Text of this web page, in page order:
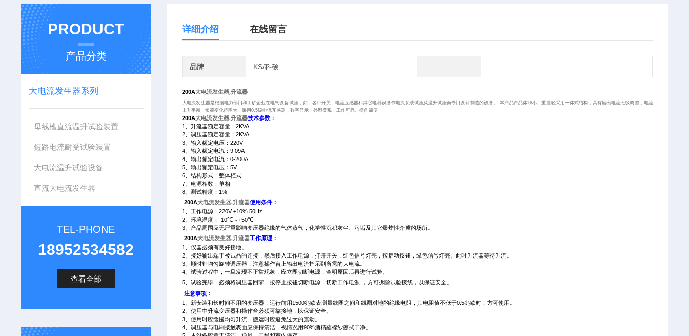
PRODUCT
产品分类
大电流发生器系列
母线槽直流温升试验装置
短路电流耐受试验装置
大电流温升试验设备
直流大电流发生器
TEL-PHONE
18952534582
查看全部
详细介绍 在线留言
品牌 KS/科硕
200A大电流发生器,升流器
大电流发生器是根据电力部门和工矿企业在电气设备试验，如：各种开关，电流互感器和其它电器设备作电流负载试验及温升试验而专门设计制造的设备。
本产品产品体积小、重量轻采用一体式结构，具有输出电流无极调整，电流
上升平衡、负荷变化范围大、采用0.5级电流互感器，数字显示，外型美观，工作可靠、操作简便
200A大电流发生器,升流器技术参数：
1
、升流器额定容量：2KVA
2 、调压器额定容量：2KVA
3 、输入额定电压：220V
4 、输入额定电流：9.09A
4 、输出额定电流：0-200A
5 、输出额定电压：5V
6 、结构形式：整体柜式
7 、电源相数：单相
8 、测试精度： 1%
200A大电流发生器,升流器使用条件：
1
、工作电源：220V ±10% 50Hz
2 、环境温度：-10℃～+50℃
3 、产品周围应无严重影响变压器绝缘的气体蒸气，化学性沉积灰尘、污垢及其它爆炸性介质的场所。
200A大电流发生器,升流器工作原理：
1
、仪器必须有良好接地。
2 、接好输出端于被试品的连接，然后接入工作电源，打开开关，红色信号灯亮，按启动按钮，绿色信号灯亮。此时升流器等待升流。
3 、顺时针均匀旋转调压器，注意操作台上输出电流指示到所需的大电流。
4 、试验过程中，一旦发现不正常现象，应立即切断电源，查明原因后再进行试验。
5 、试验完毕，必须将调压器回零，按停止按钮切断电源，切断工作电源
，方可拆除试验接线，以保证安全。
注意事项：
1
、新安装和长时间不用的变压器，运行前用1500兆欧表测量线圈之间和线圈对地的绝缘电阻，其电阻值不低于0.5兆欧时，方可使用。
2 、使用中升流变压器和操作台必须可靠接地，以保证安全。
3 、使用时应缓慢均匀升流，搬运时应避免过大的震动。
4 、调压器与电刷接触表面应保持清洁，视情况用90%酒精蘸棉纱擦拭干净。